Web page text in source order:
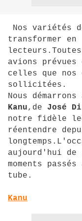
Nos variétés
transformer
avions
celles que nos
sollicitées.
Nous
Kanu,de José
notre fidèle
réentendre
aujourd'hui de
moments
tube.
Kanu